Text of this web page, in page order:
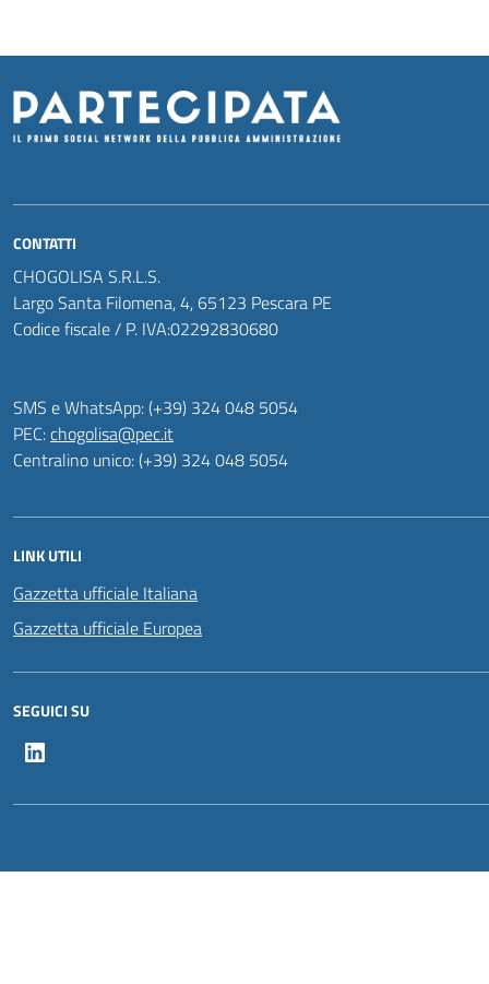
CONTATTI
CHOGOLISA S.R.L.S.
Largo Santa Filomena, 4, 65123 Pescara PE
Codice fiscale / P. IVA:02292830680
SMS e WhatsApp: (+39) 324 048 5054
PEC:chogolisa@pec.it
Centralino unico: (+39) 324 048 5054
LINK UTILI
Gazzetta ufficiale Italiana
Gazzetta ufficiale Europea
SEGUICI SU